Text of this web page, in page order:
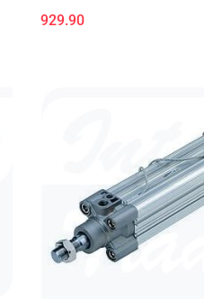
929.90